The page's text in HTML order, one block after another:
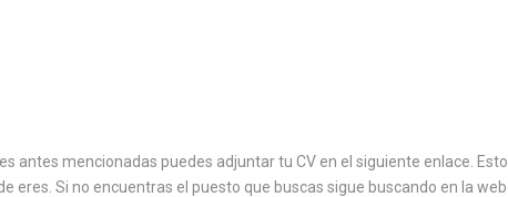
antes mencionadas puedes adjuntar tu CV en el siguiente enlace. Esto
eres. Si no encuentras el puesto que buscas sigue buscando en la web